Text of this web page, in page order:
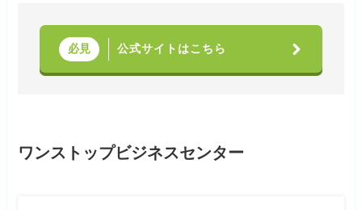
必見 公式サイトはこちら
ワンストップビジネスセンター